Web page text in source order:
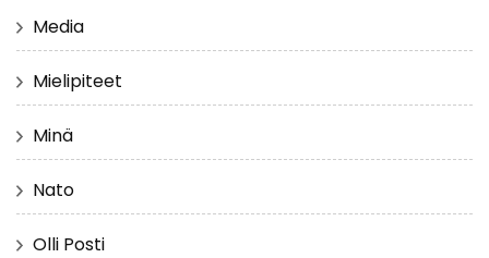
Media
Mielipiteet
Minä
Nato
Olli Posti